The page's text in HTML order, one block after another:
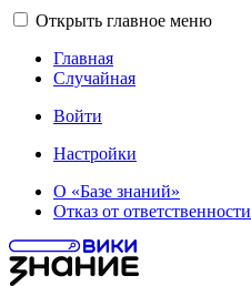
Открыть главное меню
Главная
Случайная
Войти
Настройки
О «Базе знаний»
Отказ от ответственности